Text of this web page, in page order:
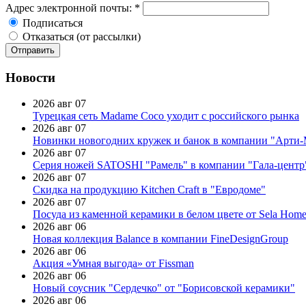
Адрес электронной почты: *
Подписаться
Отказаться (от рассылки)
Новости
2026 авг 07
Турецкая сеть Madame Coco уходит с российского рынка
2026 авг 07
Новинки новогодних кружек и банок в компании
2026 авг 07
Серия ножей SATOSHI "Рамель" в компании "Гала-
2026 авг 07
Скидка на продукцию Kitchen Craft в "Евродоме"
2026 авг 07
Посуда из каменной керамики в белом цвете от Sela Home
2026 авг 06
Новая коллекция Balance в компании FineDesignGroup
2026 авг 06
Акция «Умная выгода» от Fissman
2026 авг 06
Новый соусник "Сердечко" от "Борисовской керамики"
2026 авг 06